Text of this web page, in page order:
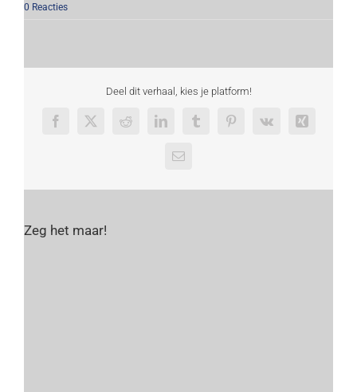
0 Reacties
Deel dit verhaal, kies je platform!
Facebook
X RedditLinkedInTumblrPinterest
Vk Xing
E-
Zeg het maar!